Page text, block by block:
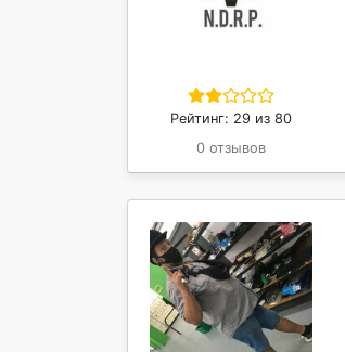
Рейтинг: 29 из 80
0 отзывов